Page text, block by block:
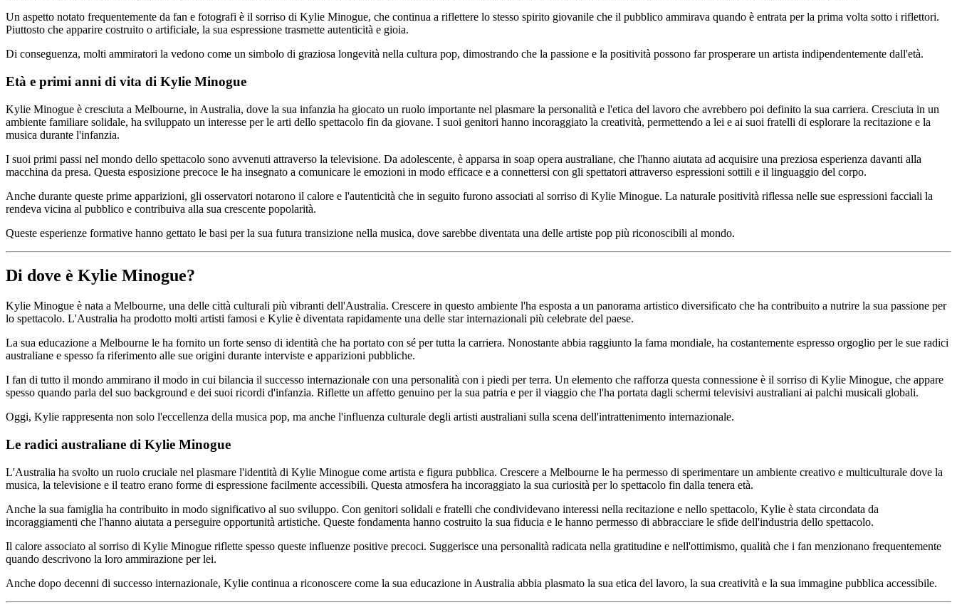
Un aspetto notato frequentemente da fan e fotografi è il sorriso di Kylie Minogue, che continua a riflettere lo stesso spirito giovanile che il pubblico ammirava quando è entrata per la prima volta sotto i riflettori.
Piuttosto che apparire costruito o artificiale, la sua espressione trasmette autenticità e gioia.
Di conseguenza, molti ammiratori la vedono come un simbolo di graziosa longevità nella cultura pop, dimostrando che la passione e la positività possono far prosperare un artista indipendentemente dall'età.
Età e primi anni di vita di Kylie Minogue
Kylie Minogue è cresciuta a Melbourne, in Australia, dove la sua infanzia ha giocato un ruolo importante nel plasmare la personalità e l'etica del lavoro che avrebbero poi definito la sua carriera. Cresciuta in un
ambiente familiare solidale, ha sviluppato un interesse per le arti dello spettacolo fin da giovane. I suoi genitori hanno incoraggiato la creatività, permettendo a lei e ai suoi fratelli di esplorare la recitazione e la
musica durante l'infanzia.
I suoi primi passi nel mondo dello spettacolo sono avvenuti attraverso la televisione. Da adolescente, è apparsa in soap opera australiane, che l'hanno aiutata ad acquisire una preziosa esperienza davanti alla
macchina da presa. Questa esposizione precoce le ha insegnato a comunicare le emozioni in modo efficace e a connettersi con gli spettatori attraverso espressioni sottili e il linguaggio del corpo.
Anche durante queste prime apparizioni, gli osservatori notarono il calore e l'autenticità che in seguito furono associati al sorriso di Kylie Minogue. La naturale positività riflessa nelle sue espressioni facciali la
rendeva vicina al pubblico e contribuiva alla sua crescente popolarità.
Queste esperienze formative hanno gettato le basi per la sua futura transizione nella musica, dove sarebbe diventata una delle artiste pop più riconoscibili al mondo.
Di dove è Kylie Minogue?
Kylie Minogue è nata a Melbourne, una delle città culturali più vibranti dell'Australia. Crescere in questo ambiente l'ha esposta a un panorama artistico diversificato che ha contribuito a nutrire la sua passione per
lo spettacolo. L'Australia ha prodotto molti artisti famosi e Kylie è diventata rapidamente una delle star internazionali più celebrate del paese.
La sua educazione a Melbourne le ha fornito un forte senso di identità che ha portato con sé per tutta la carriera. Nonostante abbia raggiunto la fama mondiale, ha costantemente espresso orgoglio per le sue radici
australiane e spesso fa riferimento alle sue origini durante interviste e apparizioni pubbliche.
I fan di tutto il mondo ammirano il modo in cui bilancia il successo internazionale con una personalità con i piedi per terra. Un elemento che rafforza questa connessione è il sorriso di Kylie Minogue, che appare
spesso quando parla del suo background e dei suoi ricordi d'infanzia. Riflette un affetto genuino per la sua patria e per il viaggio che l'ha portata dagli schermi televisivi australiani ai palchi musicali globali.
Oggi, Kylie rappresenta non solo l'eccellenza della musica pop, ma anche l'influenza culturale degli artisti australiani sulla scena dell'intrattenimento internazionale.
Le radici australiane di Kylie Minogue
L'Australia ha svolto un ruolo cruciale nel plasmare l'identità di Kylie Minogue come artista e figura pubblica. Crescere a Melbourne le ha permesso di sperimentare un ambiente creativo e multiculturale dove la
musica, la televisione e il teatro erano forme di espressione facilmente accessibili. Questa atmosfera ha incoraggiato la sua curiosità per lo spettacolo fin dalla tenera età.
Anche la sua famiglia ha contribuito in modo significativo al suo sviluppo. Con genitori solidali e fratelli che condividevano interessi nella recitazione e nello spettacolo, Kylie è stata circondata da
incoraggiamenti che l'hanno aiutata a perseguire opportunità artistiche. Queste fondamenta hanno costruito la sua fiducia e le hanno permesso di abbracciare le sfide dell'industria dello spettacolo.
Il calore associato al sorriso di Kylie Minogue riflette spesso queste influenze positive precoci. Suggerisce una personalità radicata nella gratitudine e nell'ottimismo, qualità che i fan menzionano frequentemente
quando descrivono la loro ammirazione per lei.
Anche dopo decenni di successo internazionale, Kylie continua a riconoscere come la sua educazione in Australia abbia plasmato la sua etica del lavoro, la sua creatività e la sua immagine pubblica accessibile.